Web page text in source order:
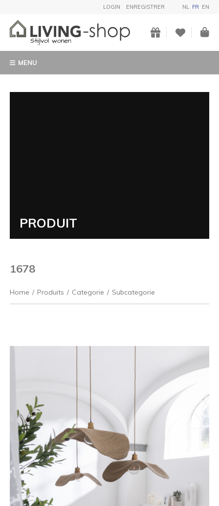
LOGIN ENREGISTRER NL FR EN
MENU
PRODUIT
1678
Home / Produits / Categorie / Subcategorie